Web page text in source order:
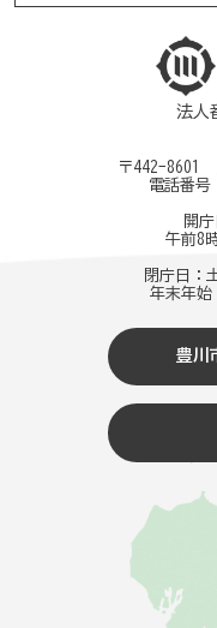
法人
〒442-8601
電話番号
開
午前8
閉庁日：
年末年始
豊川